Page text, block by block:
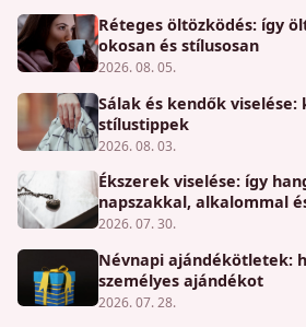
Réteges öltözködés: így
okosan és stílusosan
2026. 08. 05.
Sálak és kendők viselése:
stílustippek
2026. 08. 03.
Ékszerek viselése: így
napszakkal, alkalommal
2026. 07. 30.
Névnapi ajándékötletek:
személyes ajándékot
2026. 07. 28.